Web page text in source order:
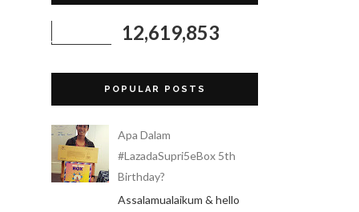
12,619,853
POPULAR POSTS
Apa Dalam
#LazadaSupri5eBox 5th
Birthday?
Assalamualaikum & hello